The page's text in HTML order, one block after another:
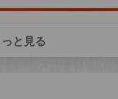
と見る